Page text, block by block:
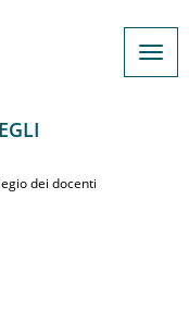
dei docenti